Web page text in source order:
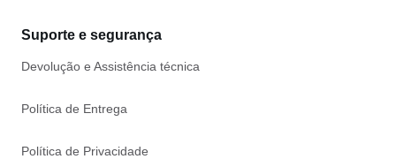
Suporte e segurança
Devolução e Assistência técnica
Política de Entrega
Política de Privacidade